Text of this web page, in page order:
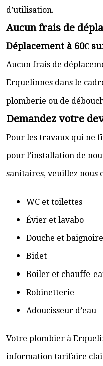
d’utilisation.
Aucun frais de
Déplacement à 60€
Aucun frais de
Erquelinnes dans le
plomberie ou de
Demandez votre
Pour les travaux qui ne
pour l’installation de
sanitaires, veuillez nous
WC et toilettes
Évier et lavabo
Douche et baignoire
Bidet
Boiler et chauffe-
Robinetterie
Adoucisseur d’eau
Votre plombier à
information tarifaire